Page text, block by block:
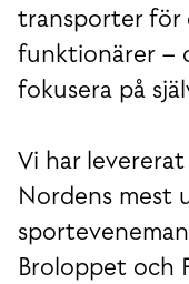
transporter för
funktionärer –
fokusera på
Vi har
Nordens mest
Broloppet och